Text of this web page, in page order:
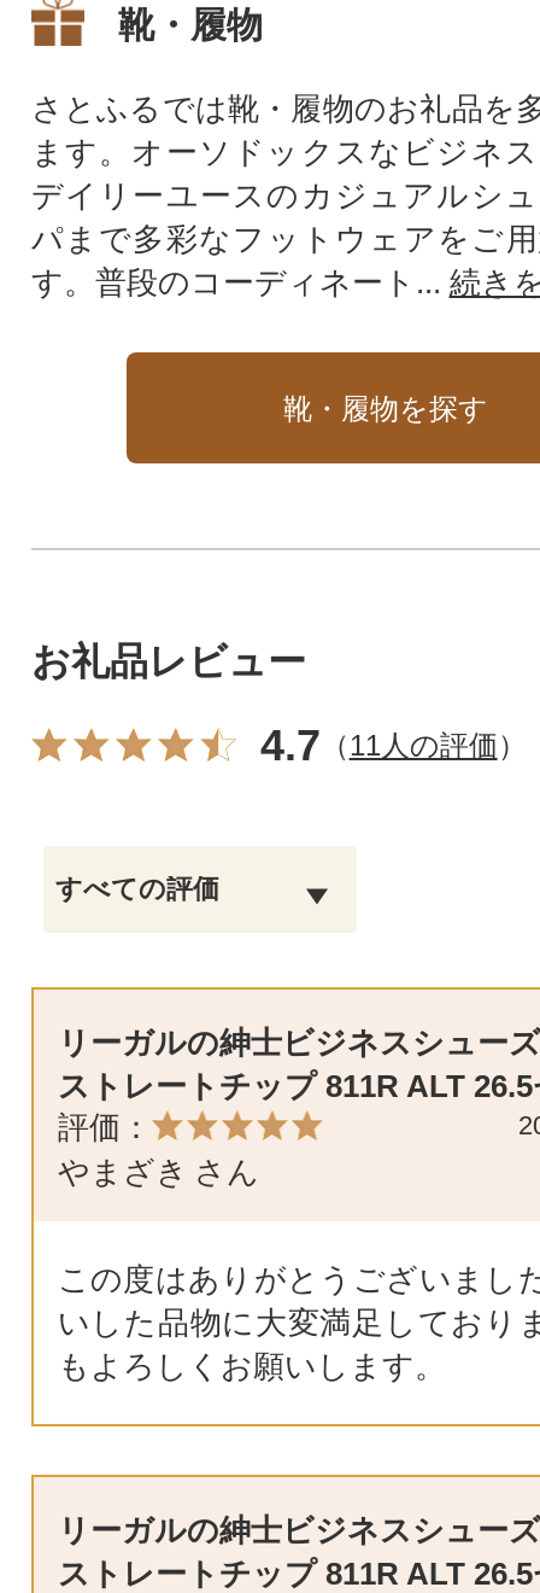
靴・履物
さとふるでは靴・履物のお礼品を
ます。オーソドックスなビジネ
デイリーユースのカジュアルシ
パまで多彩なフットウェアをご
す。普段のコーディネート... 続き
靴・履物を探す
お礼品レビュー
4.7 （11人の評価）
リーガルの紳士ビジネスシュー
ストレートチップ 811R ALT
評価：
やまざき さん
この度はありがとうございまし
いした品物に大変満足しており
もよろしくお願いします。
リーガルの紳士ビジネスシュー
ストレートチップ 811R ALT